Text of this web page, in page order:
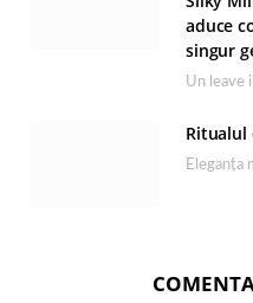
aduce
singur
Ritualul